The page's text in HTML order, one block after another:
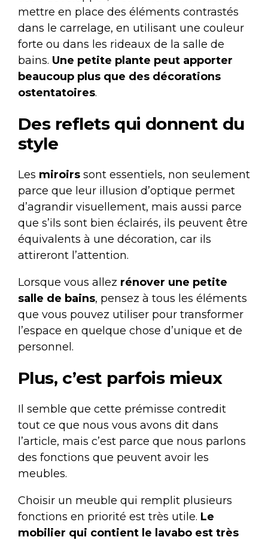
mettre en place des éléments contrastés
dans le carrelage, en utilisant une couleur
forte ou dans les rideaux de la salle de
bains. Une petite plante peut apporter
beaucoup plus que des décorations
ostentatoires.
Des reflets qui donnent du
style
Les miroirs sont essentiels, non seulement
parce que leur illusion d’optique permet
d’agrandir visuellement, mais aussi parce
que s’ils sont bien éclairés, ils peuvent être
équivalents à une décoration, car ils
attireront l’attention.
Lorsque vous allez rénover une petite
salle de bains, pensez à tous les éléments
que vous pouvez utiliser pour transformer
l’espace en quelque chose d’unique et de
personnel.
Plus, c’est parfois mieux
Il semble que cette prémisse contredit
tout ce que nous vous avons dit dans
l’article, mais c’est parce que nous parlons
des fonctions que peuvent avoir les
meubles.
Choisir un meuble qui remplit plusieurs
fonctions en priorité est très utile. Le
mobilier qui contient le lavabo est très